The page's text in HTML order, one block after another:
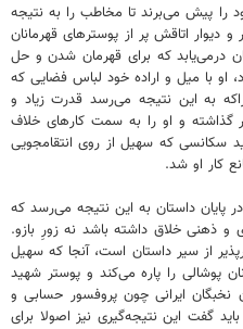
را پیش می‌برند تا مخاطب را به نتیجه
اتاقش پر از پوسترهای قهرمانان
درمی‌یابد که برای قهرمان شدن و حل
او با میل و اراده خود لباس فضایی که
به این نتیجه می‌رسد قدرت زیاد و
گذاشته و او را به سمت کارهای خلاف
سکانسی که سهیل از روی انتقامجویی
کار او شد.
داستان به این نتیجه می‌رسد که
ذهنی خلاق داشته باشد نه زورِ بازو.
از سیر داستان است، آنجا که سهیل
پوشالی را پاره می‌کند و پوستر شهید
ایرانی چون پروفسور حسابی و
گفت این نتیجه‌گیری نیز اصولا برای